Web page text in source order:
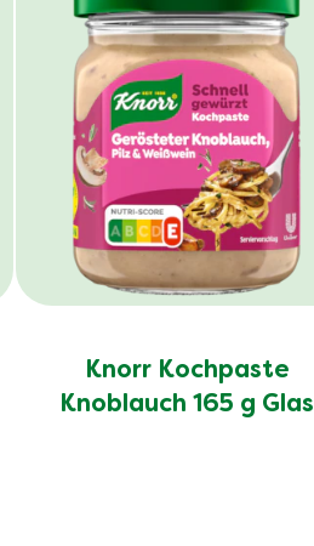
Knorr Kochpaste
Knoblauch 165 g Glas